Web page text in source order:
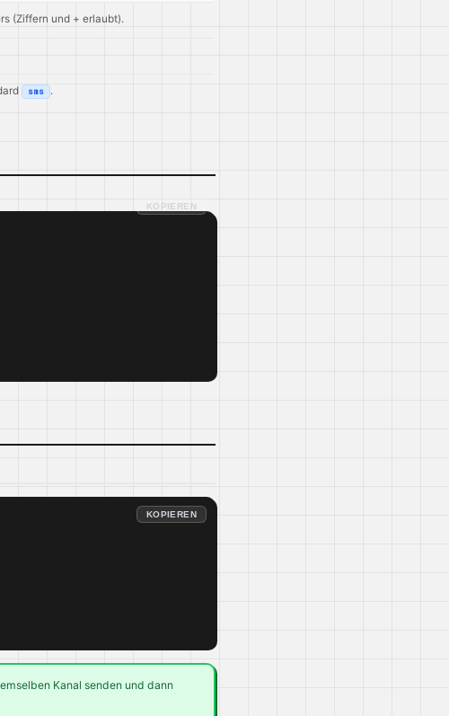
(Ziffern und + erlaubt).
sms .
KOPIEREN
KOPIEREN
Kanal senden und dann